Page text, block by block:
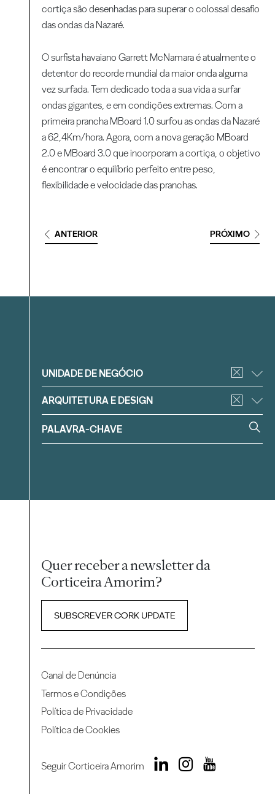
cortiça são desenhadas para superar o colossal desafio
das ondas da Nazaré.
O surfista havaiano Garrett McNamara é atualmente o
detentor do recorde mundial da maior onda alguma
vez surfada. Tem dedicado toda a sua vida a surfar
ondas gigantes, e em condições extremas. Com a
primeira prancha MBoard 1.0 surfou as ondas da Nazaré
a 62,4Km/hora. Agora, com a nova geração MBoard
2.0 e MBoard 3.0 que incorporam a cortiça, o objetivo
é encontrar o equilíbrio perfeito entre peso,
flexibilidade e velocidade das pranchas.
ANTERIOR PRÓXIMO
Filtrar
UNIDADE DE NEGÓCIO
ARQUITETURA E DESIGN
Quer receber a newsletter da
Corticeira Amorim?
SUBSCREVER CORK UPDATE
Canal de Denúncia
Termos e Condições
Política de Privacidade
Política de Cookies
Seguir Corticeira Amorim